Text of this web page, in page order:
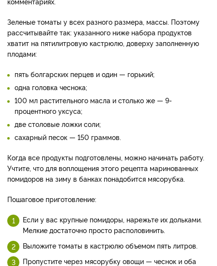
Зеленые томаты у всех разного размера, массы. Поэтому
рассчитывайте так: указанного ниже набора продуктов
хватит на пятилитровую кастрюлю, доверху заполненную
плодами:
пять болгарских перцев и один — горький;
одна головка чеснока;
100 мл растительного масла и столько же — 9-
процентного уксуса;
две столовые ложки соли;
сахарный песок — 150 граммов.
Когда все продукты подготовлены, можно начинать работу.
Учтите, что для воплощения этого рецепта маринованных
помидоров на зиму в банках понадобится мясорубка.
Пошаговое приготовление:
Если у вас крупные помидоры, нарежьте их дольками.
Мелкие достаточно просто располовинить.
Выложите томаты в кастрюлю объемом пять литров.
Пропустите через мясорубку овощи — чеснок и оба